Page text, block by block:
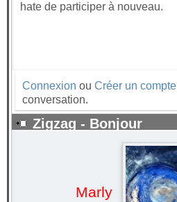
hate de participer à nouveau.
Connexion ou Créer un compte
conversation.
Zigzag - Bonjour
Marly